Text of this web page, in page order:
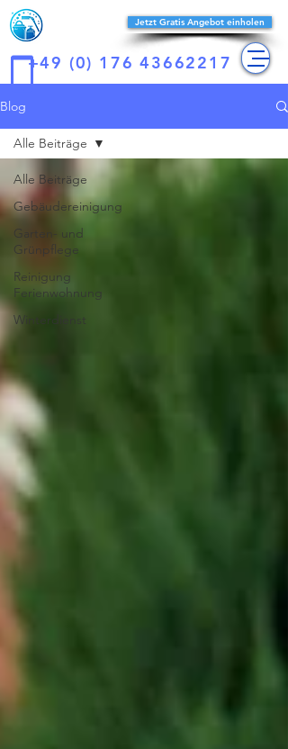
+49 (0) 176 43662217
Jetzt Gratis Angebot einholen
Blog
Alle Beiträge
Gebäudereinigung
Garten- und
Grünpflege
Reinigung
Ferienwohnung
Winterdienst
Alle Beiträge